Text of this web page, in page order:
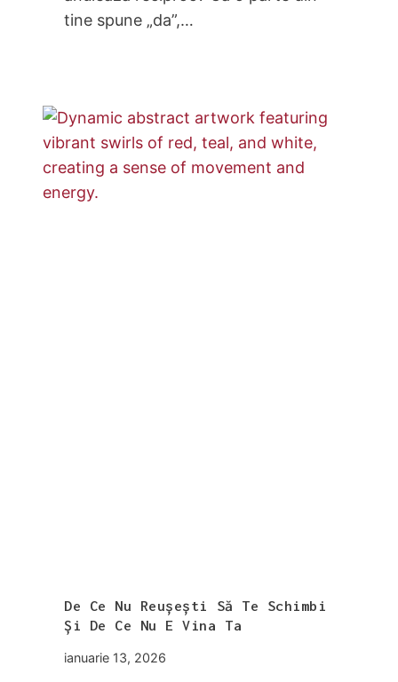
tine spune „da”,…
De Ce Nu Reușești Să Te Schimbi
Și De Ce Nu E Vina Ta
ianuarie 13, 2026